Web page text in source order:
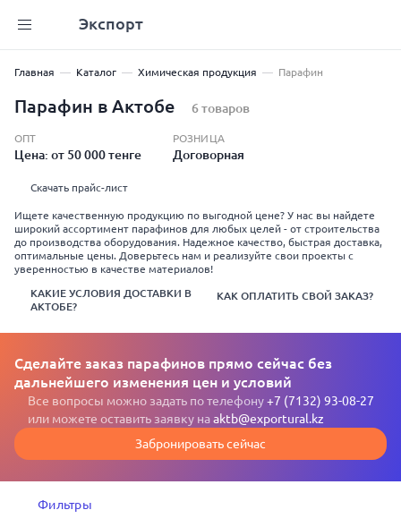
Экспорт
Главная Каталог Химическая продукция Парафин
Парафин в Актобе 6 товаров
ОПТ
Цена: от 50 000 тенге
РОЗНИЦА
Договорная
Скачать прайс-лист
Ищете качественную продукцию по выгодной цене? У нас вы найдете
широкий ассортимент парафинов для любых целей - от строительства
до производства оборудования. Надежное качество, быстрая доставка,
оптимальные цены. Доверьтесь нам и реализуйте свои проекты с
уверенностью в качестве материалов!
КАКИЕ УСЛОВИЯ ДОСТАВКИ В
АКТОБЕ?
КАК ОПЛАТИТЬ СВОЙ ЗАКАЗ?
Сделайте заказ парафинов прямо сейчас без
дальнейшего изменения цен и условий
Все вопросы можно задать по телефону+7 (7132) 93-08-27
или можете оставить заявку наaktb@exportural.kz
Забронировать сейчас
Фильтры